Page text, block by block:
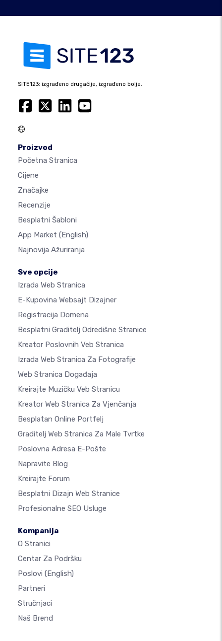
SITE123: izgrađeno drugačije, izgrađeno bolje.
Proizvod
Početna Stranica
Cijene
Značajke
Recenzije
Besplatni Šabloni
App Market (English)
Najnovija Ažuriranja
Sve opcije
Izrada Web Stranica
E-Kupovina Websajt Dizajner
Registracija Domena
Besplatni Graditelj Odredišne Stranice
Kreator Poslovnih Veb Stranica
Izrada Web Stranica Za Fotografije
Web Stranica Događaja
Kreirajte Muzičku Veb Stranicu
Kreator Web Stranica Za Vjenčanja
Besplatan Online Portfelj
Graditelj Web Stranica Za Male Tvrtke
Poslovna Adresa E-Pošte
Napravite Blog
Kreirajte Forum
Besplatni Dizajn Web Stranice
Profesionalne SEO Usluge
Kompanija
O Stranici
Centar Za Podršku
Poslovi (English)
Partneri
Stručnjaci
Naš Brend